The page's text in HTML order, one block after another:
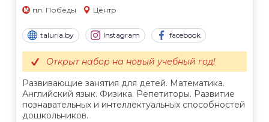
пл. Победы Центр
taluria.by Instagram facebook
Развивающие занятия для детей. Математика.
Английский язык. Физика. Репетиторы. Развитие
познавательных и интеллектуальных способностей
дошкольников.
Открыт набор на новый учебный год!